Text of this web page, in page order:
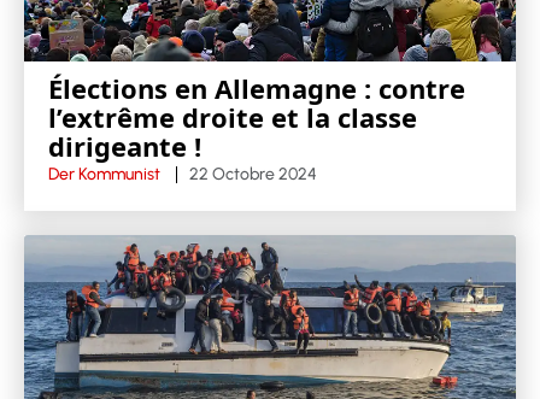
Élections en Allemagne : contre
l’extrême droite et la classe
dirigeante !
Der Kommunist 22 Octobre 2024